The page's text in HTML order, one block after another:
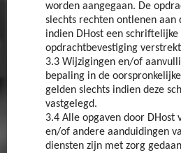
worden aangegaan. De
slechts rechten ontlenen aan
indien DHost een schriftelijke
opdrachtbevestiging
3.3 Wijzigingen en/of
bepaling in de
gelden slechts indien deze
vastgelegd.
3.4 Alle opgaven door DHost
en/of andere aanduidingen
diensten zijn met zorg